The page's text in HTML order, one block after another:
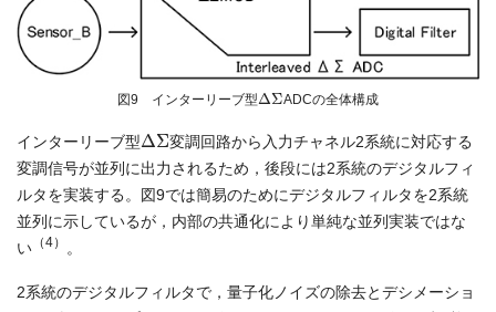
図9 インターリーブ型 Δ ΣADCの全体構成
インターリーブ型 Δ Σ変調回路から入力チャネル2系統に対応する
変調信号が並列に出力されるため，後段には2系統のデジタルフィ
ルタを実装する。図9では簡易のためにデジタルフィルタを2系統
並列に示しているが，内部の共通化により単純な並列実装ではな
い （4） 。
2系統のデジタルフィルタで，量子化ノイズの除去とデシメーショ